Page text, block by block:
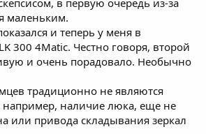
маленьким.
и теперь у меня в
300 4Matic. Честно говоря, второй
и очень порадовало. Необычно
традиционно не являются
наличие люка, еще не
или привода складывания зеркал